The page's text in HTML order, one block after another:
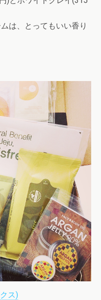
は、とってもいい香り
ス)